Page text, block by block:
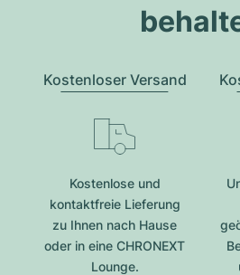
Kostenloser Versand
Kostenlose und
kontaktfreie Lieferung
zu Ihnen nach Hause
oder in eine CHRONEXT
Lounge.